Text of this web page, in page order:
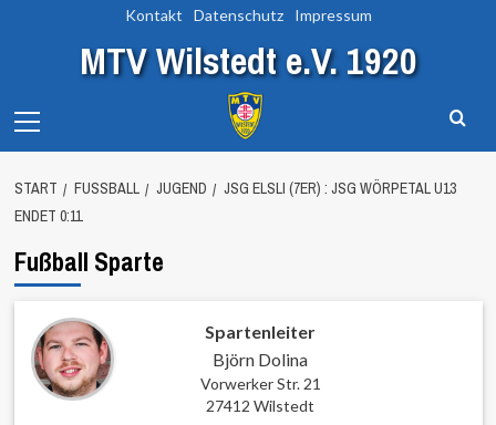
Kontakt Datenschutz Impressum
MTV Wilstedt e.V. 1920
Menu
START FUSSBALL JUGEND
JSG ELSLI (7ER) : JSG WÖRPETAL U13
ENDET 0:11
Fußball Sparte
Spartenleiter
Björn Dolina
Vorwerker Str. 21
27412 Wilstedt